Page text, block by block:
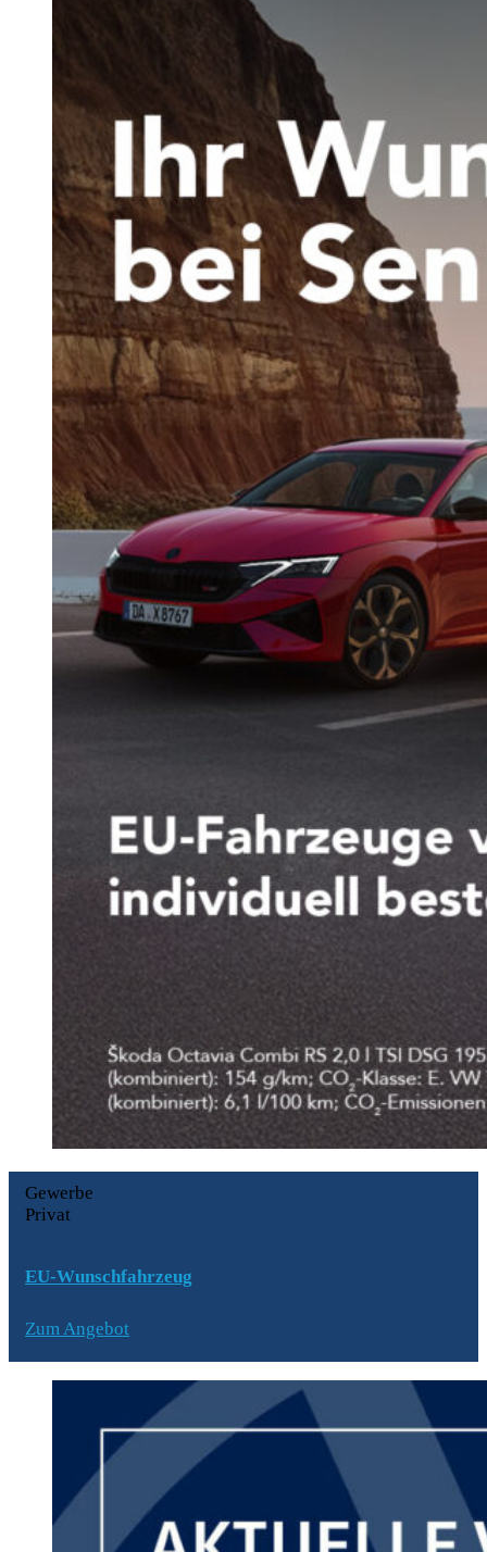
Gewerbe
Privat
EU-Wunschfahrzeug
Zum Angebot